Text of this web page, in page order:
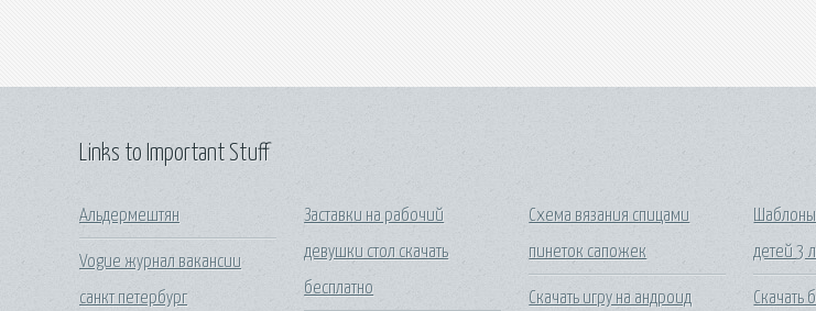
Links to Important Stuff
Альдермештян
Vogue журнал вакансии
санкт петербург
Заставки на рабочий
девушки стол скачать
бесплатно
Схема вязания спицами
пинеток сапожек
Скачать игру на андроид
детей 3
Скачать